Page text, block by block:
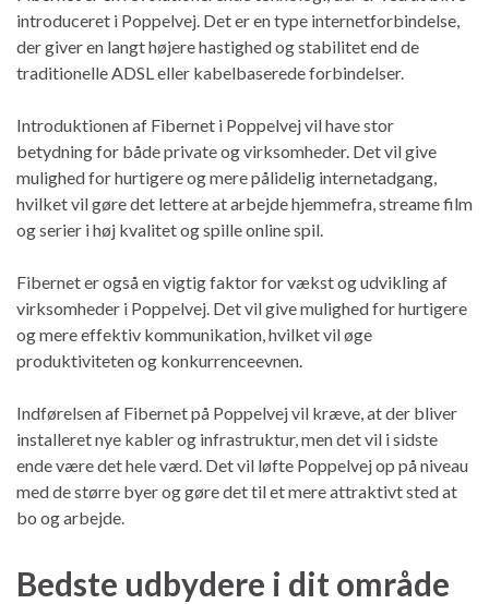
introduceret i Poppelvej. Det er en type internetforbindelse,
der giver en langt højere hastighed og stabilitet end de
traditionelle ADSL eller kabelbaserede forbindelser.
Introduktionen af Fibernet i Poppelvej vil have stor
betydning for både private og virksomheder. Det vil give
mulighed for hurtigere og mere pålidelig internetadgang,
hvilket vil gøre det lettere at arbejde hjemmefra, streame film
og serier i høj kvalitet og spille online spil.
Fibernet er også en vigtig faktor for vækst og udvikling af
virksomheder i Poppelvej. Det vil give mulighed for hurtigere
og mere effektiv kommunikation, hvilket vil øge
produktiviteten og konkurrenceevnen.
Indførelsen af Fibernet på Poppelvej vil kræve, at der bliver
installeret nye kabler og infrastruktur, men det vil i sidste
ende være det hele værd. Det vil løfte Poppelvej op på niveau
med de større byer og gøre det til et mere attraktivt sted at
bo og arbejde.
Bedste udbydere i dit område